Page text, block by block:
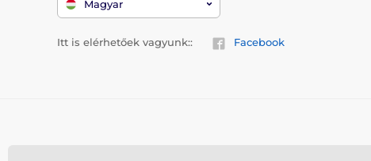
Magyar
Itt is elérhetőek vagyunk:: Facebook